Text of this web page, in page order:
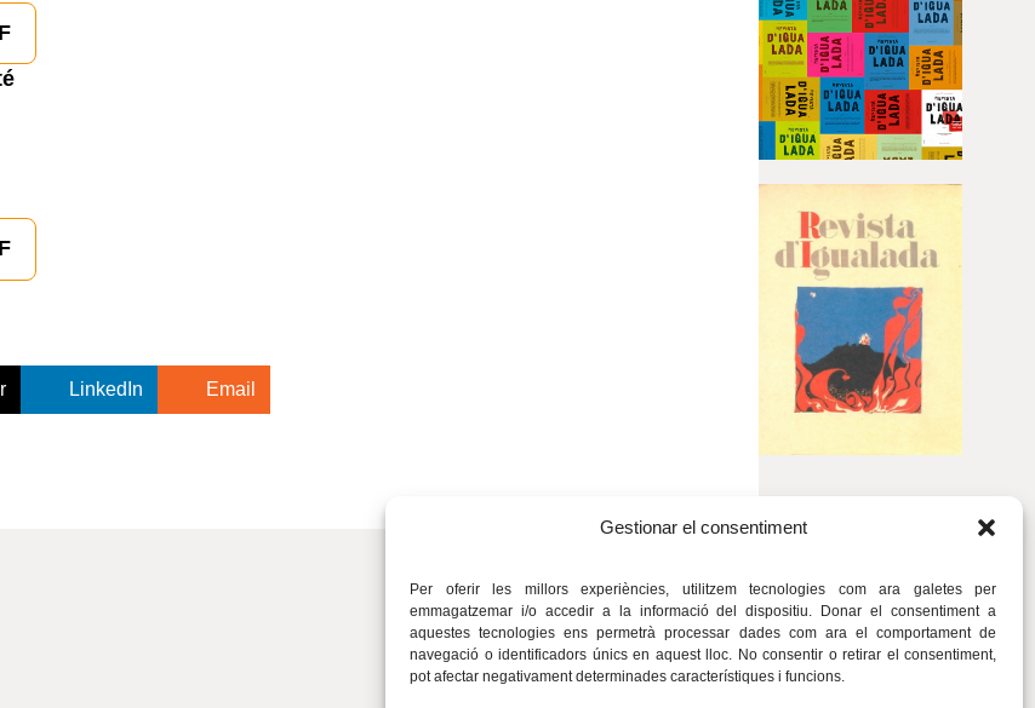
Gestionar el consentiment
Per oferir les millors experiències, utilitzem tecnologies com ara galetes per
emmagatzemar i/o accedir a la informació del dispositiu. Donar el consentiment a
aquestes tecnologies ens permetrà processar dades com ara el comportament de
navegació o identificadors únics en aquest lloc. No consentir o retirar el consentiment,
pot afectar negativament determinades característiques i funcions.
LinkedIn Email